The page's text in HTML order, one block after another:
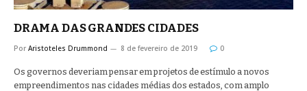
DRAMA DAS GRANDES CIDADES
Por Aristoteles Drummond 8 de fevereiro de 2019 0
Os governos deveriam pensar em projetos de estímulo a novos
empreendimentos nas cidades médias dos estados, com amplo